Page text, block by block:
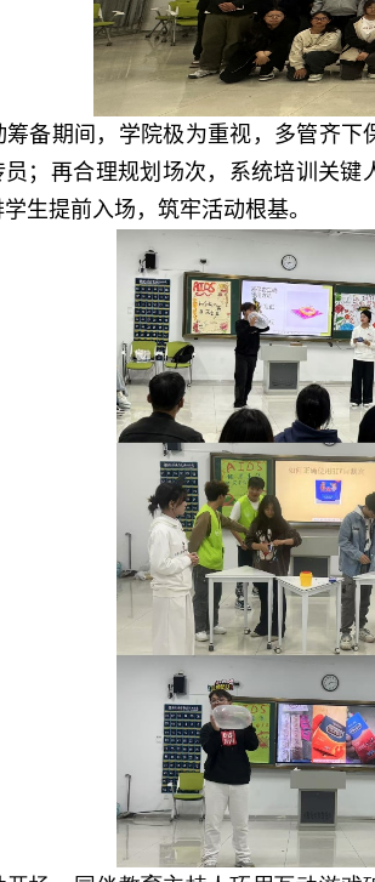
筹备期间，学院极为重视，多管齐
员；再合理规划场次，系统培训关
生提前入场，筑牢活动根基。